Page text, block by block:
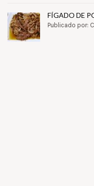
FÍGADO DE
Publicado por: